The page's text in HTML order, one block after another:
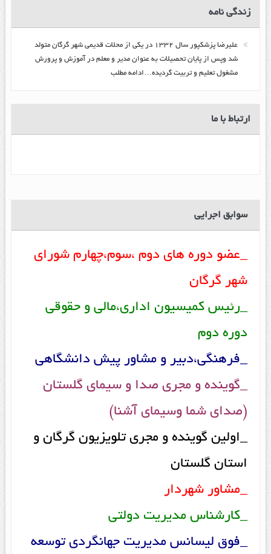
زندگي نامه
عليرضا پزشكپور سال ۱۳۳۲ در یکی از محلات قدیمی شهر گرگان متولد
شد وپس از پایان تحصیلات به عنوان مدیر و معلم در آموزش و پرورش
مشغول تعلیم و تربیت گرديده…ادامه مطلب
ارتباط با ما
سوابق اجرایی
_عضو دوره های دوم ،سوم،چهارم شورای
شهر گرگان
_رئیس کمیسیون اداری،مالی و حقوقی
دوره دوم
_فرهنگی،دبیر و مشاور پیش دانشگاهی
_گوینده و مجری صدا و سیمای گلستان
(صدای شما وسیمای آشنا)
_اولین گوینده و مجری تلویزیون گرگان و
استان گلستان
_مشاور شهردار
_کارشناس مدیریت دولتی
_فوق لیسانس مدیریت جهانگردی توسعه